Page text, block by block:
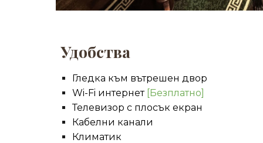
Удобства
Гледка към вътрешен двор
Wi-Fi интернет [Безплатно]
Телевизор с плосък екран
Кабелни канали
Климатик